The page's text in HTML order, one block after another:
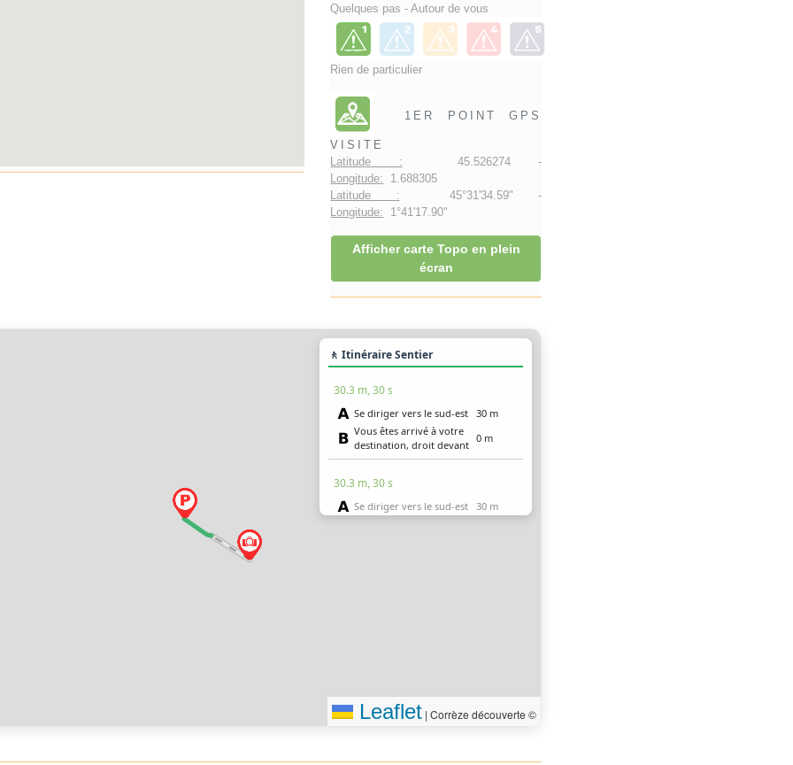
Quelques pas - Autour de vous
Rien de particulier
1ER POINT GPS
VISITE
Latitude : 45.526274 -
Longitude: 1.688305
Latitude : 45°31'34.59" -
Longitude: 1°41'17.90"
Afficher carte Topo en plein
écran
🚶 Itinéraire Sentier
30.3 m, 30 s
Se diriger vers le sud-est
30 m
Vous êtes arrivé à votre
destination, droit devant
0 m
30.3 m, 30 s
Se diriger vers le sud-est
30 m
Leaflet | Corrèze découverte ©